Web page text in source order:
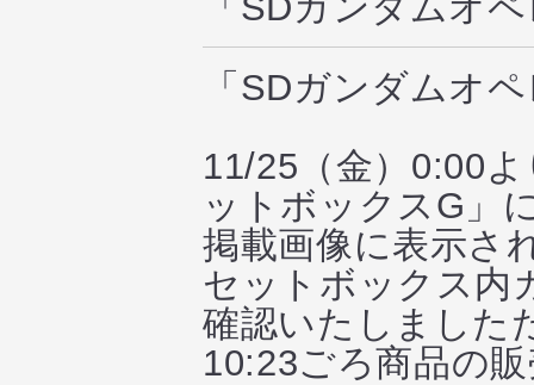
「SDガンダムオ
11/25（金）0:00
ットボックスG」
掲載画像に表示さ
セットボックス内
確認いたしました
10:23ごろ商品の